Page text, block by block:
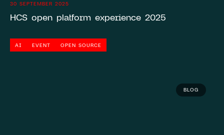
30 SEPTEMBER 2025
HCS open platform experience 2025
AI EVENT OPEN SOURCE
BLOG